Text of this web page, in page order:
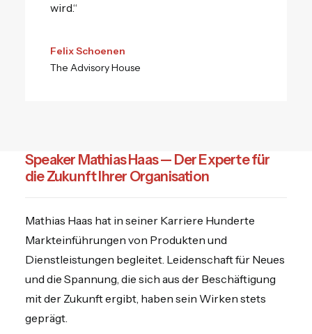
wird.“
Felix Schoenen
The Advisory House
Speaker Mathias Haas — Der Experte für
die Zukunft Ihrer Organisation
Mathias Haas hat in seiner Karriere Hunderte
Markteinführungen von Produkten und
Dienstleistungen begleitet. Leidenschaft für Neues
und die Spannung, die sich aus der Beschäftigung
mit der Zukunft ergibt, haben sein Wirken stets
geprägt.